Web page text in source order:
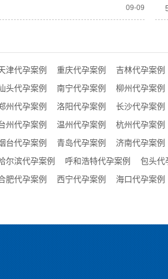
09-09
津代孕案例 重庆代孕案例 吉林代孕案例
头代孕案例 南宁代孕案例 柳州代孕案例
州代孕案例 洛阳代孕案例 长沙代孕案例
州代孕案例 温州代孕案例 杭州代孕案例
台代孕案例 青岛代孕案例 济南代孕案例
尔滨代孕案例 呼和浩特代孕案例 包头代
肥代孕案例 西宁代孕案例 海口代孕案例